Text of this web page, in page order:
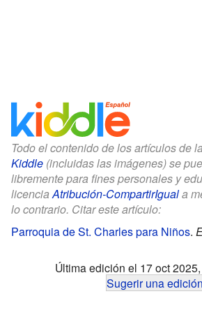
Todo el contenido de los artículos de la
Kiddle (incluidas las imágenes) se
libremente para fines personales y
licenciaAtribución-CompartirIguala
lo contrario. Citar este artículo:
Parroquia de St. Charles para Niños.
Última edición el 17 oct
Sugerir una edición